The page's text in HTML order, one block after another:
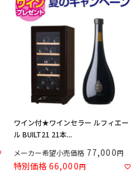
ワイン付★ワインセラー ルフィエー
ル BUILT21 21本...
メーカー希望小売価格 77,000
特別価格 66,000